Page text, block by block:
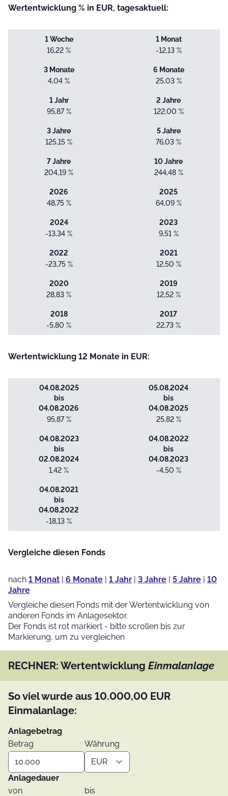
Wertentwicklung % in EUR, tagesaktuell:
1 Woche
16,22 %
1 Monat
-12,13 %
3 Monate
4,04 %
6 Monate
25,03 %
1 Jahr
95,87 %
2 Jahre
122,00 %
3 Jahre
125,15 %
5 Jahre
76,03 %
7 Jahre
204,19 %
10 Jahre
244,48 %
2026
48,75 %
2025
64,09 %
2024
-13,34 %
2023
9,51 %
2022
-23,75 %
2021
12,50 %
2020
28,83 %
2019
12,52 %
2018
-5,80 %
2017
22,73 %
Wertentwicklung 12 Monate in EUR:
04.08.2025
bis
04.08.2026
95,87 %
05.08.2024
bis
04.08.2025
25,82 %
04.08.2023
bis
02.08.2024
1,42 %
04.08.2022
bis
04.08.2023
-4,50 %
04.08.2021
bis
04.08.2022
-18,13 %
Vergleiche diesen Fonds
nach 1 Monat | 6 Monate | 1 Jahr | 3 Jahre | 5 Jahre | 10
Jahre
Vergleiche diesen Fonds mit der Wertentwicklung von
anderen Fonds im Anlagesektor.
Der Fonds ist rot markiert - bitte scrollen bis zur
Markierung, um zu vergleichen
RECHNER: Wertentwicklung Einmalanlage
So viel wurde aus 10.000,00 EUR
Einmalanlage:
Anlagebetrag
Betrag
Währung
Anlagedauer
von
bis